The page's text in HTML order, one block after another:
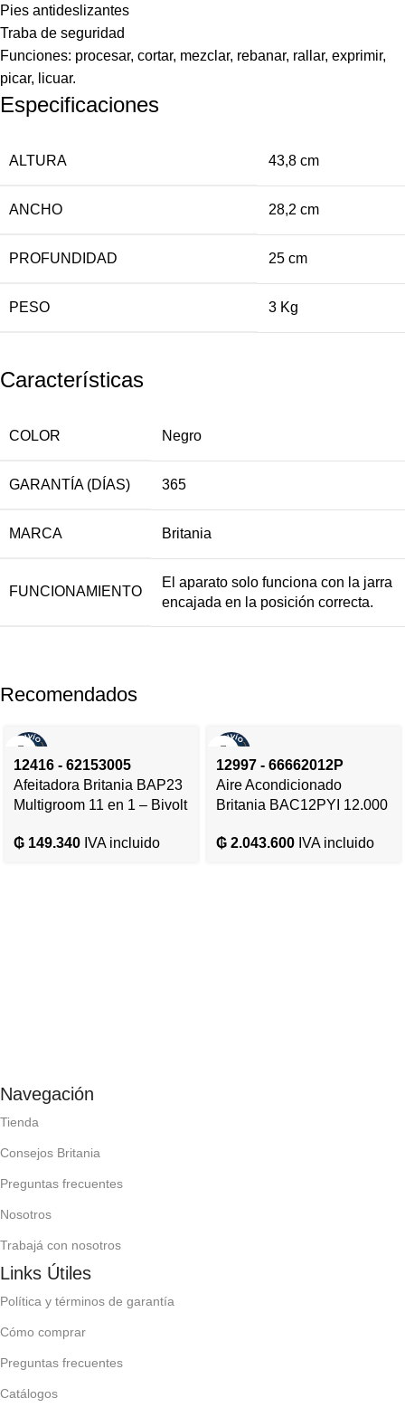
Pies antideslizantes
Traba de seguridad
Funciones: procesar, cortar, mezclar, rebanar, rallar, exprimir,
picar, licuar.
Especificaciones
ALTURA 43,8 cm
ANCHO 28,2 cm
PROFUNDIDAD 25 cm
PESO 3 Kg
Características
COLOR Negro
GARANTÍA (DÍAS) 365
MARCA Britania
FUNCIONAMIENTO
El aparato solo funciona con la jarra
encajada en la posición correcta.
Recomendados
12416 - 62153005
Afeitadora Britania BAP23
Multigroom 11 en 1 – Bivolt
₲ 149.340 IVA incluido
12997 - 66662012P
Aire Acondicionado
Britania BAC12PYI 12.000
– 220V/50HZ – 12997
₲ 2.043.600 IVA incluido
Navegación
Tienda
Consejos Britania
Preguntas frecuentes
Nosotros
Trabajá con nosotros
Links Útiles
Política y términos de garantía
Cómo comprar
Preguntas frecuentes
Catálogos